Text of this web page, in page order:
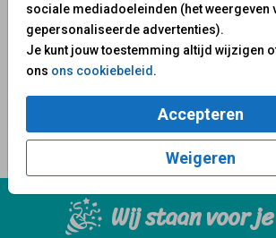
sociale mediadoeleinden (het weergeven
gepersonaliseerde advertenties).
Je kunt jouw toestemming altijd wijzigen
ons ons cookiebeleid.
Accepteren
Weigeren
Wij staan voor